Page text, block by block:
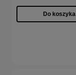
Do koszyka